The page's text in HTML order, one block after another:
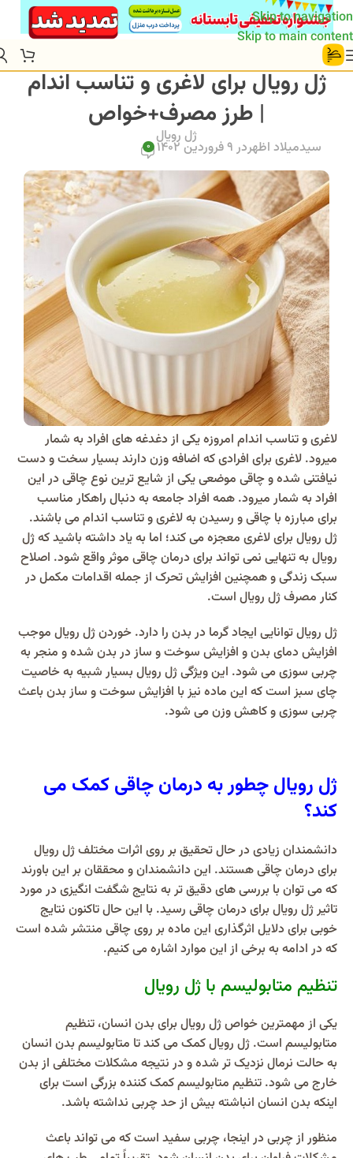
Skip to navigation
Skip to main content
ژل رویال برای لاغری و تناسب اندام
| طرز مصرف+خواص
ژل رویال
سیدمیلاد اظهردر 9 فروردین 1402 0
لاغری و تناسب اندام امروزه یکی از دغدغه های افراد به شمار
میرود. لاغری برای افرادی که اضافه وزن دارند بسیار سخت و دست
نیافتنی شده و چاقی موضعی یکی از شایع ترین نوع چاقی در این
افراد به شمار میرود. همه افراد جامعه به دنبال راهکار مناسب
برای مبارزه با چاقی و رسیدن به لاغری و تناسب اندام می باشند.
ژل رویال برای لاغری معجزه می کند؛ اما به یاد داشته باشید که ژل
رویال به تنهایی نمی تواند برای درمان چاقی موثر واقع شود. اصلاح
سبک زندگی و همچنین افزایش تحرک از جمله اقدامات مکمل در
کنار مصرف ژل رویال است.
ژل رویال توانایی ایجاد گرما در بدن را دارد. خوردن ژل رویال موجب
افزایش دمای بدن و افزایش سوخت و ساز در بدن شده و منجر به
چربی سوزی می شود. این ویژگی ژل رویال بسیار شبیه به خاصیت
چای سبز است که این ماده نیز با افزایش سوخت و ساز بدن باعث
چربی سوزی و کاهش وزن می شود.
ژل رویال چطور به درمان چاقی کمک می
کند؟
دانشمندان زیادی در حال تحقیق بر روی اثرات مختلف ژل رویال
برای درمان چاقی هستند. این دانشمندان و محققان بر این باورند
که می توان با بررسی های دقیق تر به نتایج شگفت انگیزی در مورد
تاثیر ژل رویال برای درمان چاقی رسید. با این حال تاکنون نتایج
خوبی برای دلایل اثرگذاری این ماده بر روی چاقی منتشر شده است
که در ادامه به برخی از این موارد اشاره می کنیم.
تنظیم متابولیسم با ژل رویال
یکی از مهمترین خواص ژل رویال برای بدن انسان، تنظیم
متابولیسم است. ژل رویال کمک می کند تا متابولیسم بدن انسان
به حالت نرمال نزدیک تر شده و در نتیجه مشکلات مختلفی از بدن
خارج می شود. تنظیم متابولیسم کمک کننده بزرگی است برای
اینکه بدن انسان انباشته بیش از حد چربی نداشته باشد.
منظور از چربی در اینجا، چربی سفید است که می تواند باعث